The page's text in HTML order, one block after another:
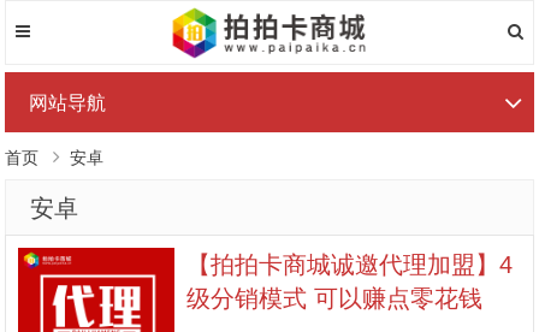
网站导航
首页 安卓
安卓
【拍拍卡商城诚邀代理加盟】4
级分销模式 可以赚点零花钱